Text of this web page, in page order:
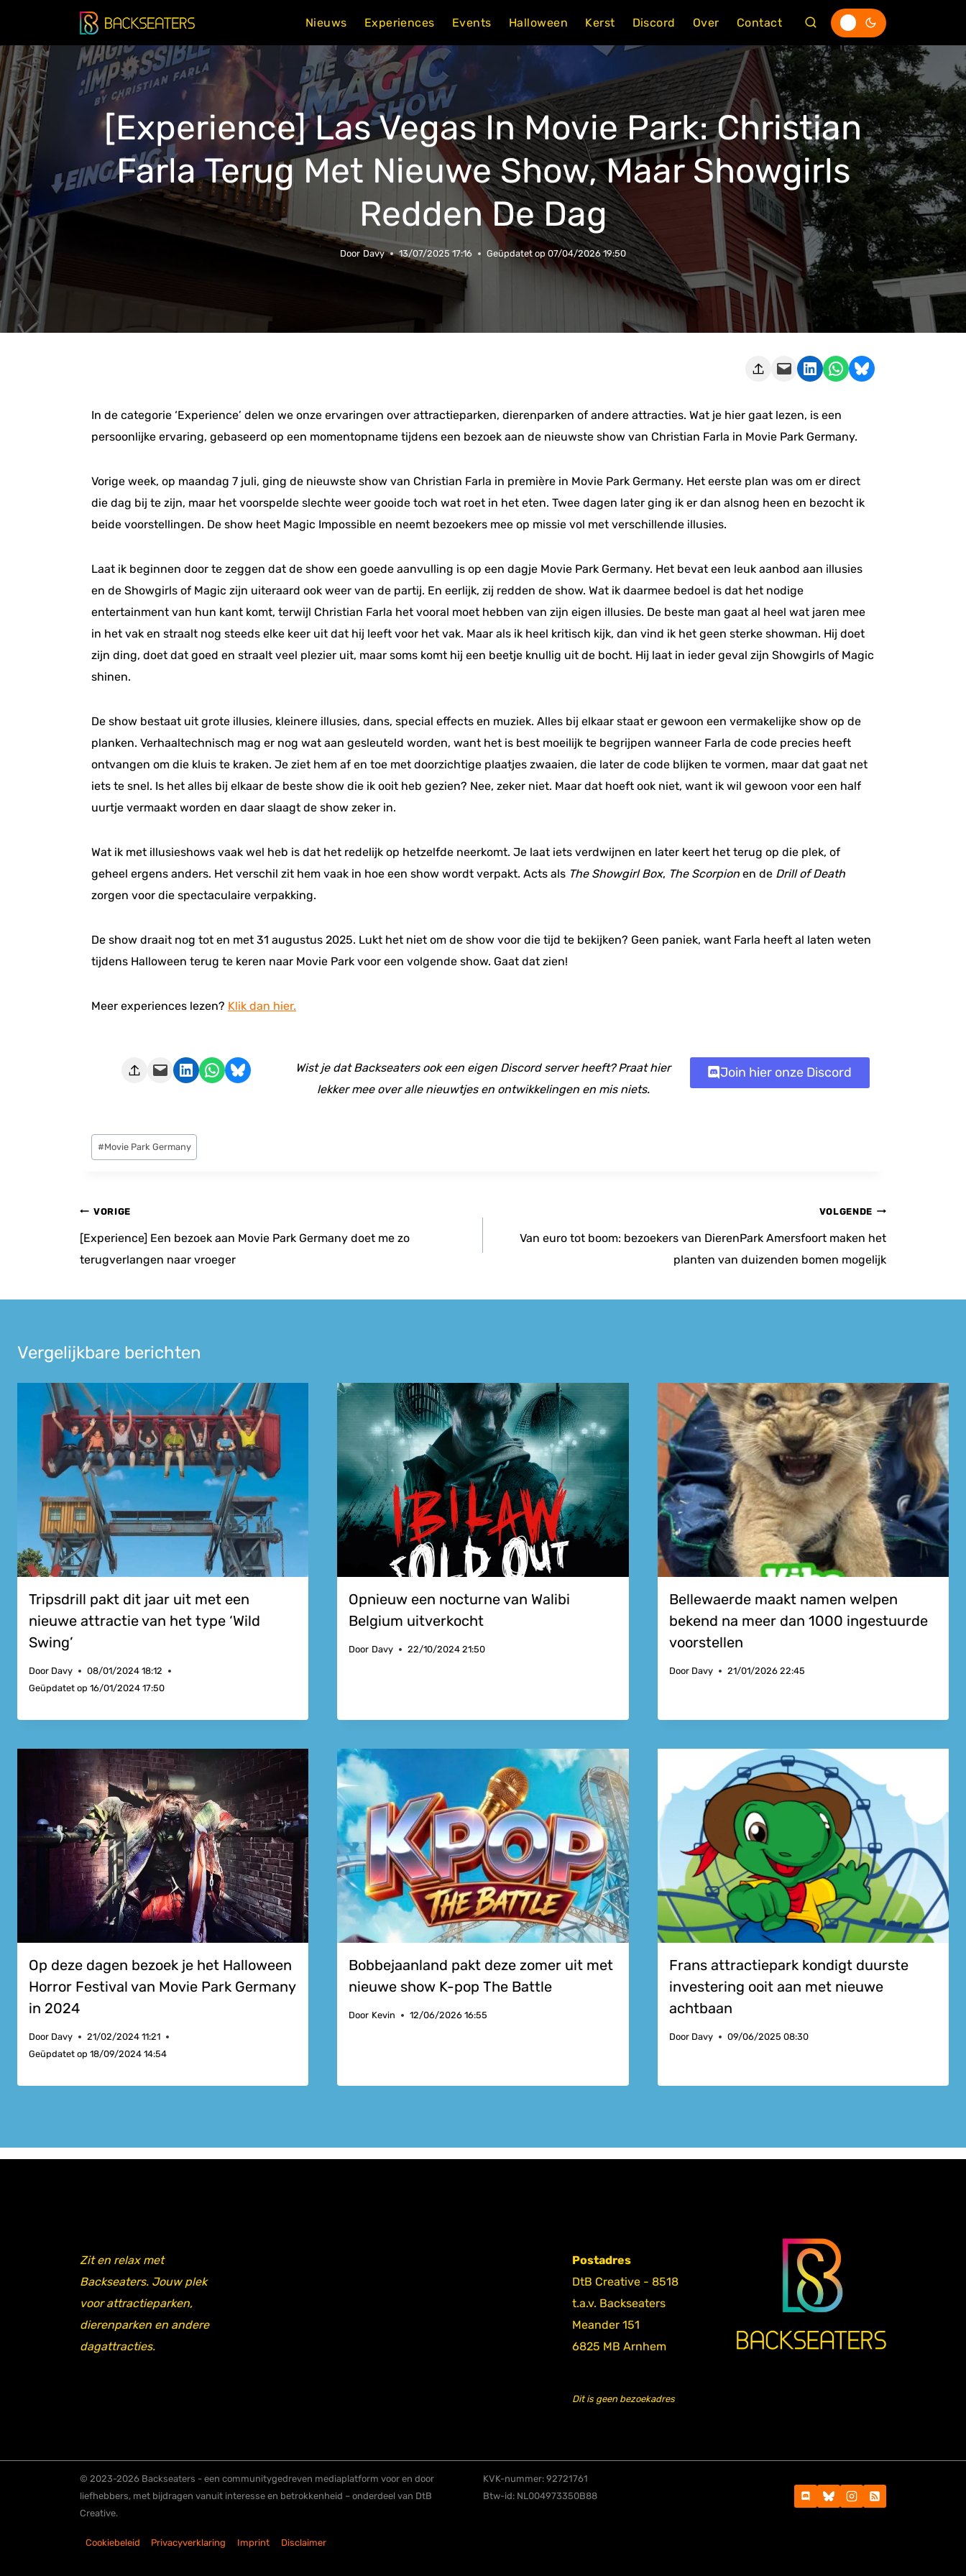
inhoud
Nieuws Experiences Events Halloween Kerst Discord Over Contact
[Experience] Las Vegas In Movie Park: Christian
Farla Terug Met Nieuwe Show, Maar Showgirls
Redden De Dag
Door Davy 13/07/2025 17:16 Geüpdatet op 07/04/2026 19:50
Deze pagina e-mailen Delen op LinkedIn Delen via WhatsApp Share on Bluesky
In de categorie ‘Experience’ delen we onze ervaringen over attractieparken, dierenparken of andere attracties. Wat je hier gaat lezen, is een
persoonlijke ervaring, gebaseerd op een momentopname tijdens een bezoek aan de nieuwste show van Christian Farla in Movie Park Germany.
Vorige week, op maandag 7 juli, ging de nieuwste show van Christian Farla in première in Movie Park Germany. Het eerste plan was om er direct
die dag bij te zijn, maar het voorspelde slechte weer gooide toch wat roet in het eten. Twee dagen later ging ik er dan alsnog heen en bezocht ik
beide voorstellingen. De show heet Magic Impossible en neemt bezoekers mee op missie vol met verschillende illusies.
Laat ik beginnen door te zeggen dat de show een goede aanvulling is op een dagje Movie Park Germany. Het bevat een leuk aanbod aan illusies
en de Showgirls of Magic zijn uiteraard ook weer van de partij. En eerlijk, zij redden de show. Wat ik daarmee bedoel is dat het nodige
entertainment van hun kant komt, terwijl Christian Farla het vooral moet hebben van zijn eigen illusies. De beste man gaat al heel wat jaren mee
in het vak en straalt nog steeds elke keer uit dat hij leeft voor het vak. Maar als ik heel kritisch kijk, dan vind ik het geen sterke showman. Hij doet
zijn ding, doet dat goed en straalt veel plezier uit, maar soms komt hij een beetje knullig uit de bocht. Hij laat in ieder geval zijn Showgirls of Magic
shinen.
De show bestaat uit grote illusies, kleinere illusies, dans, special effects en muziek. Alles bij elkaar staat er gewoon een vermakelijke show op de
planken. Verhaaltechnisch mag er nog wat aan gesleuteld worden, want het is best moeilijk te begrijpen wanneer Farla de code precies heeft
ontvangen om die kluis te kraken. Je ziet hem af en toe met doorzichtige plaatjes zwaaien, die later de code blijken te vormen, maar dat gaat net
iets te snel. Is het alles bij elkaar de beste show die ik ooit heb gezien? Nee, zeker niet. Maar dat hoeft ook niet, want ik wil gewoon voor een half
uurtje vermaakt worden en daar slaagt de show zeker in.
Wat ik met illusieshows vaak wel heb is dat het redelijk op hetzelfde neerkomt. Je laat iets verdwijnen en later keert het terug op die plek, of
geheel ergens anders. Het verschil zit hem vaak in hoe een show wordt verpakt. Acts als The Showgirl Box, The Scorpion en de Drill of Death
zorgen voor die spectaculaire verpakking.
De show draait nog tot en met 31 augustus 2025. Lukt het niet om de show voor die tijd te bekijken? Geen paniek, want Farla heeft al laten weten
tijdens Halloween terug te keren naar Movie Park voor een volgende show. Gaat dat zien!
Meer experiences lezen? Klik dan hier.
Deze pagina e-mailen Delen op LinkedIn Delen via WhatsApp Share on Bluesky
Wist je dat Backseaters ook een eigen Discord server heeft? Praat hier
lekker mee over alle nieuwtjes en ontwikkelingen en mis niets.
Join hier onze Discord
Bericht
tags:
#Movie Park Germany
Bericht
navigatie
VORIGE
[Experience] Een bezoek aan Movie Park Germany doet me zo
terugverlangen naar vroeger
VOLGENDE
Van euro tot boom: bezoekers van DierenPark Amersfoort maken het
planten van duizenden bomen mogelijk
Vergelijkbare berichten
Tripsdrill pakt dit jaar uit met een
nieuwe attractie van het type ‘Wild
Swing’
Door Davy
08/01/2024 18:12
Geüpdatet op 16/01/2024 17:50
Opnieuw een nocturne van Walibi
Belgium uitverkocht
Door Davy 22/10/2024 21:50
Bellewaerde maakt namen welpen
bekend na meer dan 1000 ingestuurde
voorstellen
Door Davy 21/01/2026 22:45
Op deze dagen bezoek je het Halloween
Horror Festival van Movie Park Germany
in 2024
Door Davy
21/02/2024 11:21
Geüpdatet op 18/09/2024 14:54
Bobbejaanland pakt deze zomer uit met
nieuwe show K-pop The Battle
Door Kevin 12/06/2026 16:55
Frans attractiepark kondigt duurste
investering ooit aan met nieuwe
achtbaan
Door Davy 09/06/2025 08:30
Zit en relax met
Backseaters. Jouw plek
voor attractieparken,
dierenparken en andere
dagattracties.
Postadres
DtB Creative - 8518
t.a.v. Backseaters
Meander 151
6825 MB Arnhem
Dit is geen bezoekadres
© 2023-2026 Backseaters - een communitygedreven mediaplatform voor en door
liefhebbers, met bijdragen vanuit interesse en betrokkenheid – onderdeel van DtB
Creative.
KVK-nummer: 92721761
Btw-id: NL004973350B88
Cookiebeleid Privacyverklaring Imprint Disclaimer